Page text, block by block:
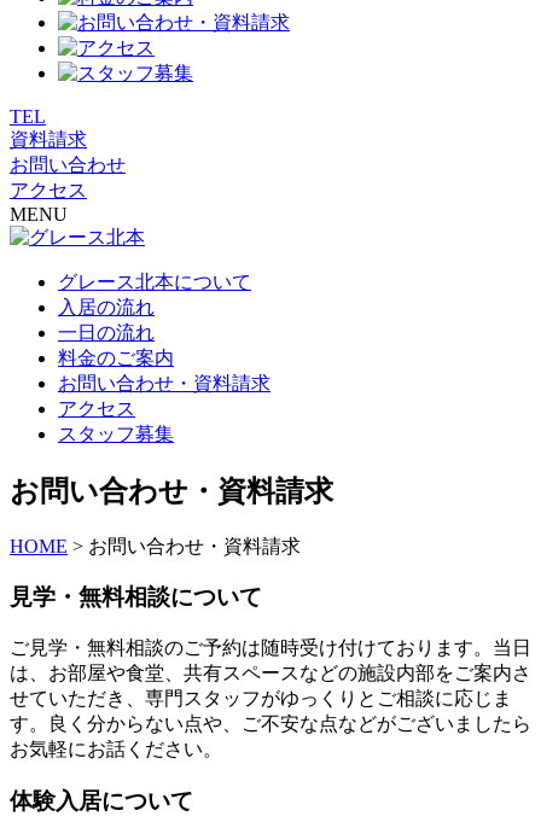
TEL
資料請求
お問い合わせ
アクセス
MENU
グレース北本について
入居の流れ
一日の流れ
料金のご案内
お問い合わせ・資料請求
アクセス
スタッフ募集
お問い合わせ・資料請求
HOME > お問い合わせ・資料請求
見学・無料相談について
ご見学・無料相談のご予約は随時受け付けております。当日
は、お部屋や食堂、共有スペースなどの施設内部をご案内さ
せていただき、専門スタッフがゆっくりとご相談に応じま
す。良く分からない点や、ご不安な点などがございましたら
お気軽にお話ください。
体験入居について